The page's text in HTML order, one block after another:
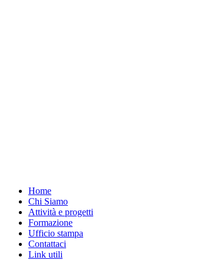
Home
Chi Siamo
Attività e progetti
Formazione
Ufficio stampa
Contattaci
Link utili